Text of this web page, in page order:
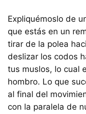
Expliquémoslo de
que estás en un
tirar de la polea
deslizar los codos
tus muslos, lo cual
hombro. Lo que
al final del
con la paralela de